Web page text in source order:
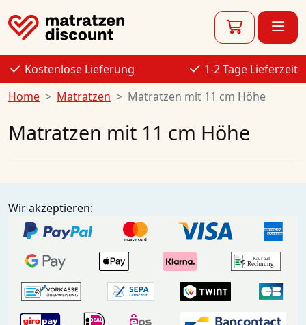
Kostenlose Lieferung
1-2 Tage Lieferzeit
Home
Matratzen Matratzen mit 11 cm Höhe
Matratzen mit 11 cm Höhe
Wir akzeptieren: